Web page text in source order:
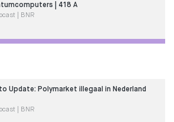
| 418 A
| BNR
Update: Polymarket illegaal in Nederland
| BNR